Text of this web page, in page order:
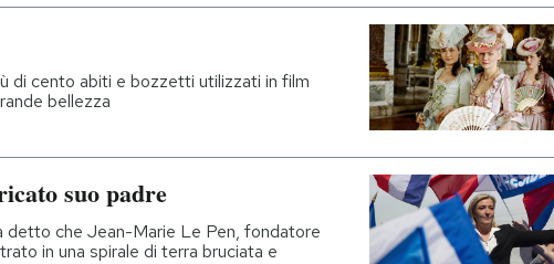
di cento abiti e bozzetti utilizzati in film
bellezza
suo padre
detto che Jean-Marie Le Pen, fondatore
in una spirale di terra bruciata e